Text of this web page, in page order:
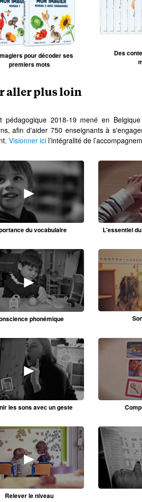
pour décoder ses
premiers mots
Des
aller plus loin
pédagogique 2018-19 mené en
afin d'aider 750 enseignants à
Visionner icil’intégralité de
►
du vocabulaire L'essentiel
►
phonémique
►
les sons avec un geste
►
Relever le niveau